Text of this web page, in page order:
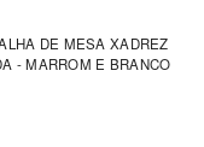
DE MESA XADREZ
- MARROM E BRANCO